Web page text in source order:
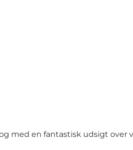
med en fantastisk udsigt